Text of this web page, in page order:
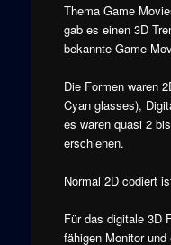
Thema Game
gab es einen 3D
bekannte Game
Die Formen waren
Cyan glasses),
es waren quasi 2
erschienen.
Normal 2D codiert
Für das digitale 3D
fähigen Monitor